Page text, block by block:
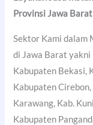
Provinsi Jawa Barat
Sektor Kami dalam
di Jawa Barat yakni
Kabupaten Bekasi,
Kabupaten
Karawang, Kab.
Kabupaten